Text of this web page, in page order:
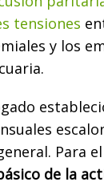
tensiones
y los
Para
de la